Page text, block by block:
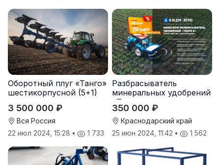
Оборотный плуг «Танго»
шестикорпусной (5+1)
3 500 000 ₽
Вся Россия
22 июл 2024, 15:28 • 1 733
Разбрасыватель
минеральных удобрений
«Тверк»
350 000 ₽
Краснодарский край
25 июн 2024, 11:42 • 1 562